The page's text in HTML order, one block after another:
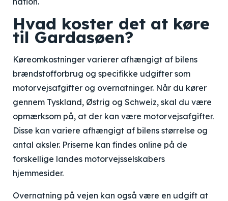
Hvad koster det at køre
til Gardasøen?
Køreomkostninger varierer afhængigt af bilens
brændstofforbrug og specifikke udgifter som
motorvejsafgifter og overnatninger. Når du kører
gennem Tyskland, Østrig og Schweiz, skal du være
opmærksom på, at der kan være motorvejsafgifter.
Disse kan variere afhængigt af bilens størrelse og
antal aksler. Priserne kan findes online på de
forskellige landes motorvejsselskabers
hjemmesider.
Overnatning på vejen kan også være en udgift at